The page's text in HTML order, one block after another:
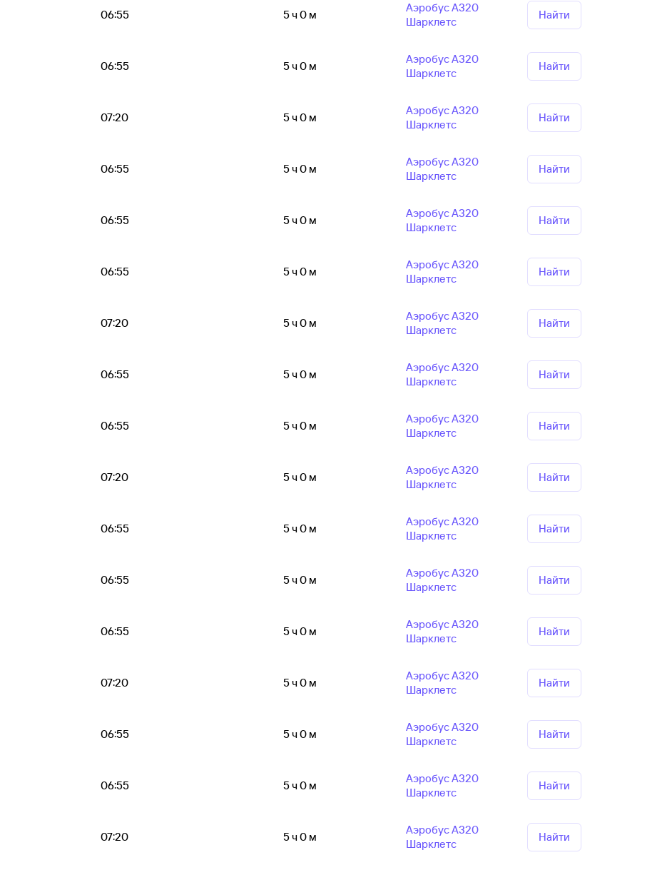
06:55 5 ч 0 м
Аэробус А320
Шарклетс
Найти
06:55 5 ч 0 м
Аэробус А320
Шарклетс
Найти
07:20 5 ч 0 м
Аэробус А320
Шарклетс
Найти
06:55 5 ч 0 м
Аэробус А320
Шарклетс
Найти
06:55 5 ч 0 м
Аэробус А320
Шарклетс
Найти
06:55 5 ч 0 м
Аэробус А320
Шарклетс
Найти
07:20 5 ч 0 м
Аэробус А320
Шарклетс
Найти
06:55 5 ч 0 м
Аэробус А320
Шарклетс
Найти
06:55 5 ч 0 м
Аэробус А320
Шарклетс
Найти
07:20 5 ч 0 м
Аэробус А320
Шарклетс
Найти
06:55 5 ч 0 м
Аэробус А320
Шарклетс
Найти
06:55 5 ч 0 м
Аэробус А320
Шарклетс
Найти
06:55 5 ч 0 м
Аэробус А320
Шарклетс
Найти
07:20 5 ч 0 м
Аэробус А320
Шарклетс
Найти
06:55 5 ч 0 м
Аэробус А320
Шарклетс
Найти
06:55 5 ч 0 м
Аэробус А320
Шарклетс
Найти
07:20 5 ч 0 м
Аэробус А320
Шарклетс
Найти